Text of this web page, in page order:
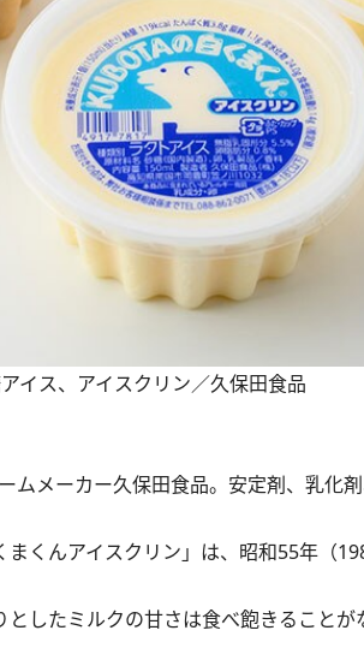
イス、アイスクリン／久保田食品
メーカー久保田食品。安定剤、乳化
くんアイスクリン」は、昭和55年（
したミルクの甘さは食べ飽きること